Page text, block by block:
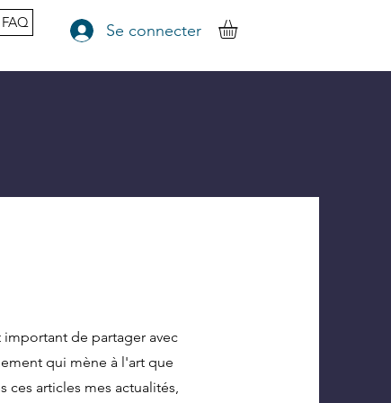
Se connecter
de partager avec
qui mène à l'art que
ces articles mes actualités,